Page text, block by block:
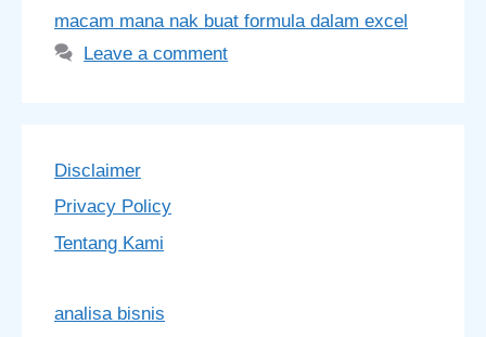
macam mana nak buat formula dalam excel
Leave a comment
Disclaimer
Privacy Policy
Tentang Kami
analisa bisnis